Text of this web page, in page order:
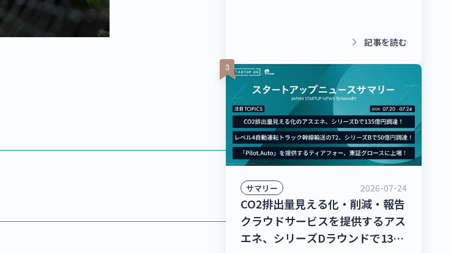
達！【最新スタートアップニュー
keyboard_arrow_right 記事を読む
サマリー 2026-07-24
CO2排出量見える化・削減・報告
クラウドサービスを提供するアス
エネ、シリーズDラウンドで135